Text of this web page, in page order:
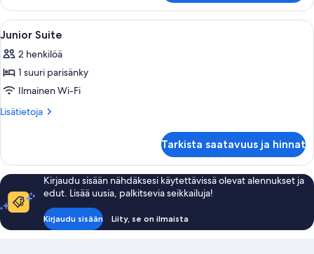
1
King
Bed
Bed
Possibility)
Avaa
kaikki
huonetyypin
Junior
Suite
kuvat
Tallelokero huoneessa, äänieristys,
4
Junior Suite
2 henkilöä
1 suuri parisänky
Ilmainen Wi-Fi
Lisätietoja
Lisätietoja
Tarkista saatavuus ja hinnat
Kirjaudu sisään nähdäksesi käytettävissä olevat alennukset ja
edut. Lisää uusia, palkitsevia seikkailuja!
Kirjaudu sisään Liity, se on ilmaista